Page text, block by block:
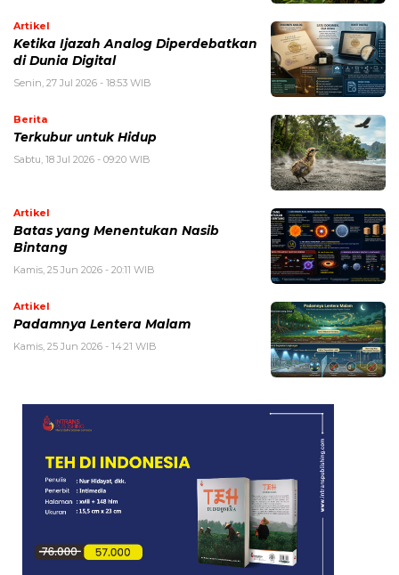
Artikel
Ketika Ijazah Analog Diperdebatkan
di Dunia Digital
Senin, 27 Jul 2026 - 18:53 WIB
Berita
Terkubur untuk Hidup
Sabtu, 18 Jul 2026 - 09:20 WIB
Artikel
Batas yang Menentukan Nasib
Bintang
Kamis, 25 Jun 2026 - 20:11 WIB
Artikel
Padamnya Lentera Malam
Kamis, 25 Jun 2026 - 14:21 WIB